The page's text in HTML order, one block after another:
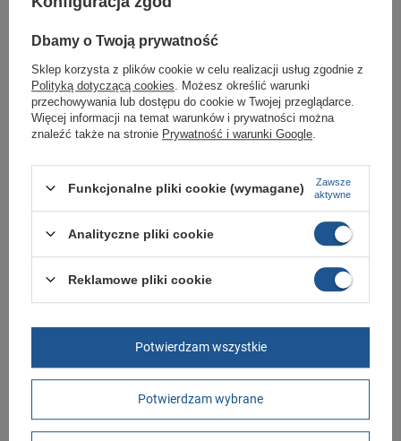
butomania.pl
Buty sportowe od Skechers w standardowych rozmiarach 36, 36,5, 37,
Zobacz jakie rozmiary są dostępne.
Sklep Butomania.pl to największy wybór obuwia sportowego dla całej
Twojej rodziny.
oryginalny i pochodzi z oficjalnej sieci dystrybucyjnej.
W ciągu 30 dni możesz dokonać zwrotu bądź wymiany towaru bez
Gwarancja Gwarancja
Materiał zewnętrzny tkanina
Zapięcie sznurowane
Długość towaru w
centymetrach
Więcej
30
Dbamy o Twoją prywatność
Sklep korzysta z plików cookie w celu realizacji usług zgodnie z
Polityką dotyczącą cookies . Możesz określić warunki
przechowywania lub dostępu do cookie w Twojej przeglądarce.
Więcej informacji na temat warunków i prywatności można
znaleźć także na stronie Prywatność i warunki Google
Funkcjonalne pliki cookie (wymagane)
Zawsze
aktywne
Analityczne pliki cookie
Reklamowe pliki cookie
Potwierdzam wybrane
Potwierdzam wszystkie